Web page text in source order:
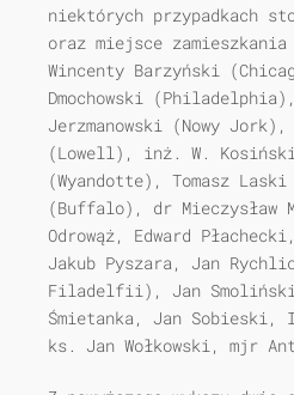
niektórych przypadkach
oraz miejsce
Wincenty Barzyński
Dmochowski
Jerzmanowski (Nowy
(Lowell), inż. W.
(Wyandotte), Tomasz
(Buffalo), dr Mieczysław
Odrowąż, Edward
Jakub Pyszara, Jan
Filadelfii), Jan Smoliński,
Śmietanka, Jan Sobieski,
ks. Jan Wołkowski, mjr